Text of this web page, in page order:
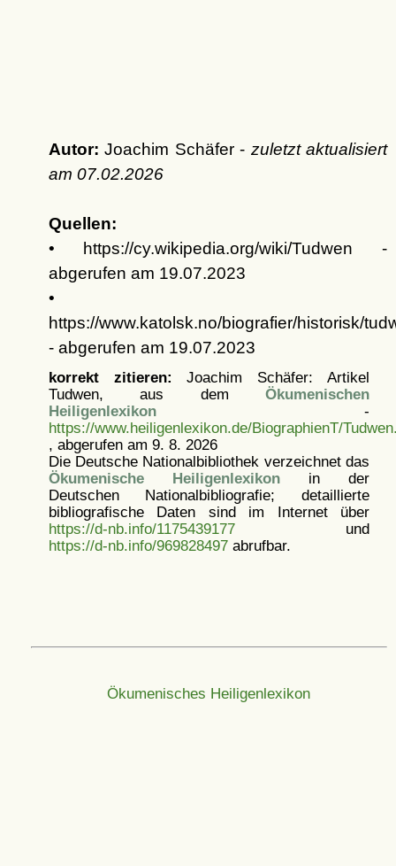
Autor: Joachim Schäfer - zuletzt aktualisiert
am 07.02.2026
Quellen:
• https://cy.wikipedia.org/wiki/Tudwen -
abgerufen am 19.07.2023
•
https://www.katolsk.no/biografier/historisk/
- abgerufen am 19.07.2023
korrekt zitieren: Joachim Schäfer: Artikel
Tudwen, aus dem Ökumenischen
Heiligenlexikon-
https://www.heiligenlexikon.de/BiographienT/
, abgerufen am 9. 8. 2026
Die Deutsche Nationalbibliothek verzeichnet das
Ökumenische Heiligenlexikonin der
Deutschen Nationalbibliografie; detaillierte
bibliografische Daten sind im Internet über
https://d-nb.info/1175439177und
https://d-nb.info/969828497abrufbar.
Ökumenisches Heiligenlexikon